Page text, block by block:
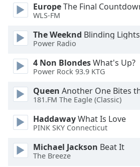
Font
Size
Text
Edge
Style
Font
EuropeThe Final
WLS-FM
The Weeknd Blinding Lights
Power Radio
4 Non BlondesWhat's Up?
Power Rock 93.9 KTG
Queen Another One Bites
181.FM The Eagle (Classic)
HaddawayWhat Is Love
PINK SKY Connecticut
Michael Jackson Beat It
The Breeze